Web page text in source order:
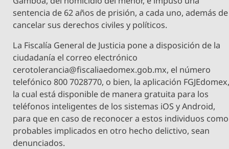
sentencia de 62 años de prisión, a cada uno, además de
cancelar sus derechos civiles y políticos.
La Fiscalía General de Justicia pone a disposición de la
ciudadanía el correo electrónico
cerotolerancia@fiscaliaedomex.gob.mx, el número
telefónico 800 7028770, o bien, la aplicación
la cual está disponible de manera gratuita para los
teléfonos inteligentes de los sistemas iOS y Android,
para que en caso de reconocer a estos individuos como
probables implicados en otro hecho delictivo, sean
denunciados.